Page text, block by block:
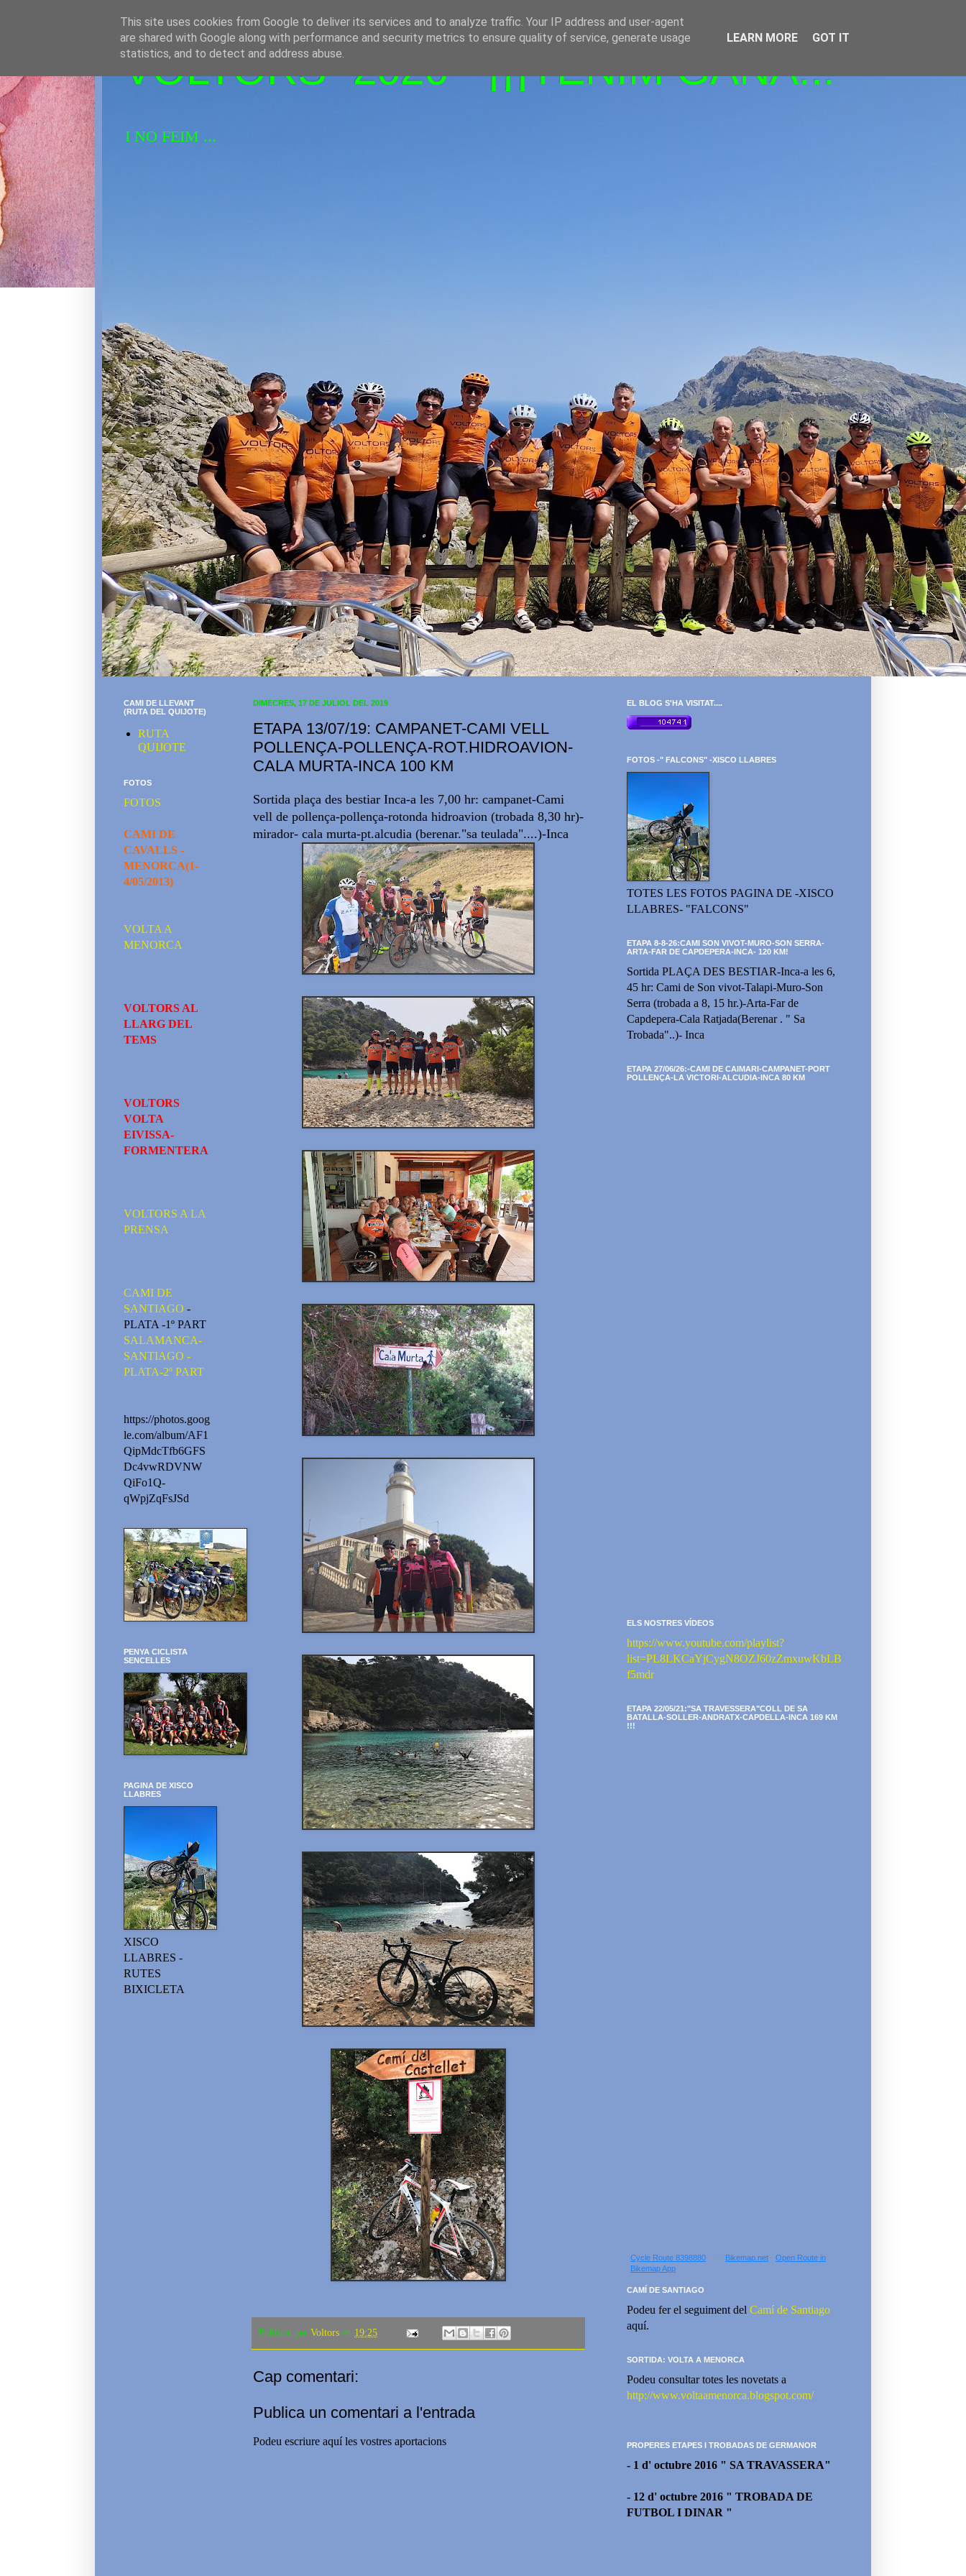
VOLTORS -2026 - ¡¡¡TENIM GANA!!!
I NO FEIM ...
DIMECRES, 17 DE JULIOL DEL 2019
ETAPA 13/07/19: CAMPANET-CAMI VELL
POLLENÇA-POLLENÇA-ROT.HIDROAVION-
CALA MURTA-INCA 100 KM
Sortida plaça des bestiar Inca-a les 7,00 hr: campanet-Cami
vell de pollença-pollença-rotonda hidroavion (trobada 8,30 hr)-
mirador- cala murta-pt.alcudia (berenar."sa teulada"....)-Inca
Publicat per Voltors en 19:25
Cap comentari:
Publica un comentari a l'entrada
Podeu escriure aquí les vostres aportacions
CAMI DE LLEVANT
(RUTA DEL QUIJOTE)
RUTA
QUIJOTE
FOTOS
FOTOS
CAMI DE
CAVALLS -
MENORCA(1-
4/05/2013)
VOLTA A
MENORCA
VOLTORS AL
LLARG DEL
TEMS
VOLTORS
VOLTA
EIVISSA-
FORMENTERA
VOLTORS A LA
PRENSA
CAMI DE
SANTIAGO -
PLATA -1º PART
SALAMANCA-
SANTIAGO -
PLATA-2º PART
https://photos.goog
le.com/album/AF1
QipMdcTfb6GFS
Dc4vwRDVNW
QiFo1Q-
qWpjZqFsJSd
PENYA CICLISTA
SENCELLES
PAGINA DE XISCO
LLABRES
XISCO
LLABRES -
RUTES
BIXICLETA
EL BLOG S'HA VISITAT....
FOTOS -" FALCONS" -XISCO LLABRES
TOTES LES FOTOS PAGINA DE -XISCO
LLABRES- "FALCONS"
ETAPA 8-8-26:CAMI SON VIVOT-MURO-SON SERRA-
ARTA-FAR DE CAPDEPERA-INCA- 120 KM!
Sortida PLAÇA DES BESTIAR-Inca-a les 6,
45 hr: Cami de Son vivot-Talapi-Muro-Son
Serra (trobada a 8, 15 hr.)-Arta-Far de
Capdepera-Cala Ratjada(Berenar . " Sa
Trobada"..)- Inca
ETAPA 27/06/26:-CAMI DE CAIMARI-CAMPANET-PORT
POLLENÇA-LA VICTORI-ALCUDIA-INCA 80 KM
ELS NOSTRES VÍDEOS
https://www.youtube.com/playlist?
list=PL8LKCaYjCygN8OZJ60zZmxuwKbLB
f5mdr
ETAPA 22/05/21:"SA TRAVESSERA"COLL DE SA
BATALLA-SOLLER-ANDRATX-CAPDELLA-INCA 169 KM
!!!
Cycle Route 8398880 - via Bikemap.net - Open Route in
Bikemap App
CAMÍ DE SANTIAGO
Podeu fer el seguiment del Camí de Santiago
aquí.
SORTIDA: VOLTA A MENORCA
Podeu consultar totes les novetats a
http://www.voltaamenorca.blogspot.com/
PROPERES ETAPES I TROBADAS DE GERMANOR
- 1 d' octubre 2016 " SA TRAVASSERA"
- 12 d' octubre 2016 " TROBADA DE
FUTBOL I DINAR "
This site uses cookies from Google to deliver its services and to analyze traffic. Your IP address and user-agent
are shared with Google along with performance and security metrics to ensure quality of service, generate usage
statistics, and to detect and address abuse.
LEARN MORE GOT IT